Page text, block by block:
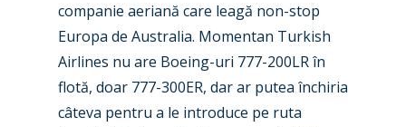
companie aeriană care leagă non-stop
Europa de Australia. Momentan Turkish
Airlines nu are Boeing-uri 777-200LR în
flotă, doar 777-300ER, dar ar putea închiria
câteva pentru a le introduce pe ruta